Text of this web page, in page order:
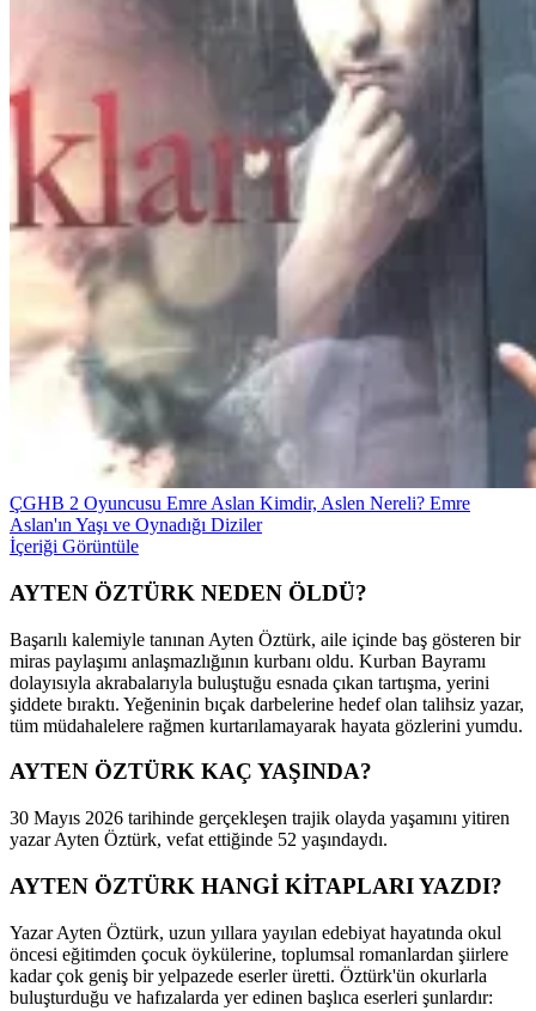
ÇGHB 2 Oyuncusu Emre Aslan Kimdir, Aslen Nereli? Emre
Aslan'ın Yaşı ve Oynadığı Diziler
İçeriği Görüntüle
AYTEN ÖZTÜRK NEDEN ÖLDÜ?
Başarılı kalemiyle tanınan Ayten Öztürk, aile içinde baş gösteren bir
miras paylaşımı anlaşmazlığının kurbanı oldu. Kurban Bayramı
dolayısıyla akrabalarıyla buluştuğu esnada çıkan tartışma, yerini
şiddete bıraktı. Yeğeninin bıçak darbelerine hedef olan talihsiz yazar,
tüm müdahalelere rağmen kurtarılamayarak hayata gözlerini yumdu.
AYTEN ÖZTÜRK KAÇ YAŞINDA?
30 Mayıs 2026 tarihinde gerçekleşen trajik olayda yaşamını yitiren
yazar Ayten Öztürk, vefat ettiğinde 52 yaşındaydı.
AYTEN ÖZTÜRK HANGİ KİTAPLARI YAZDI?
Yazar Ayten Öztürk, uzun yıllara yayılan edebiyat hayatında okul
öncesi eğitimden çocuk öykülerine, toplumsal romanlardan şiirlere
kadar çok geniş bir yelpazede eserler üretti. Öztürk'ün okurlarla
buluşturduğu ve hafızalarda yer edinen başlıca eserleri şunlardır: